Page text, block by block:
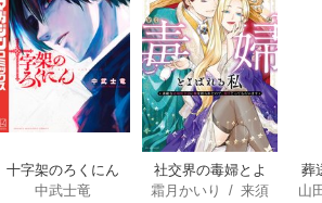
十字架のろくにん
中武士竜
社交界の毒婦とよ
ばれる私～素敵な
霜月かいり /来須
葬
山